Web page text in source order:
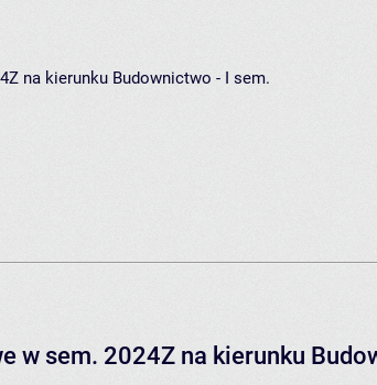
na kierunku Budownictwo - I sem.
w sem. 2024Z na kierunku